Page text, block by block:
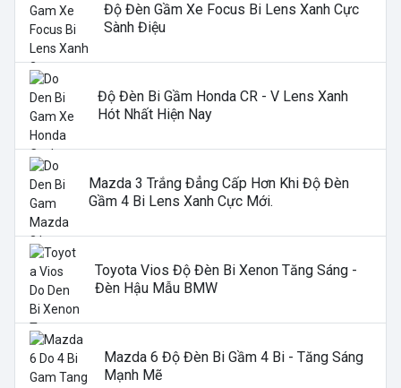
Độ Đèn Gầm Xe Focus Bi Lens Xanh Cực
Sành Điệu
Độ Đèn Bi Gầm Honda CR - V Lens Xanh
Hót Nhất Hiện Nay
Mazda 3 Trắng Đẳng Cấp Hơn Khi Độ Đèn
Gầm 4 Bi Lens Xanh Cực Mới.
Toyota Vios Độ Đèn Bi Xenon Tăng Sáng -
Đèn Hậu Mẫu BMW
Mazda 6 Độ Đèn Bi Gầm 4 Bi - Tăng Sáng
Mạnh Mẽ